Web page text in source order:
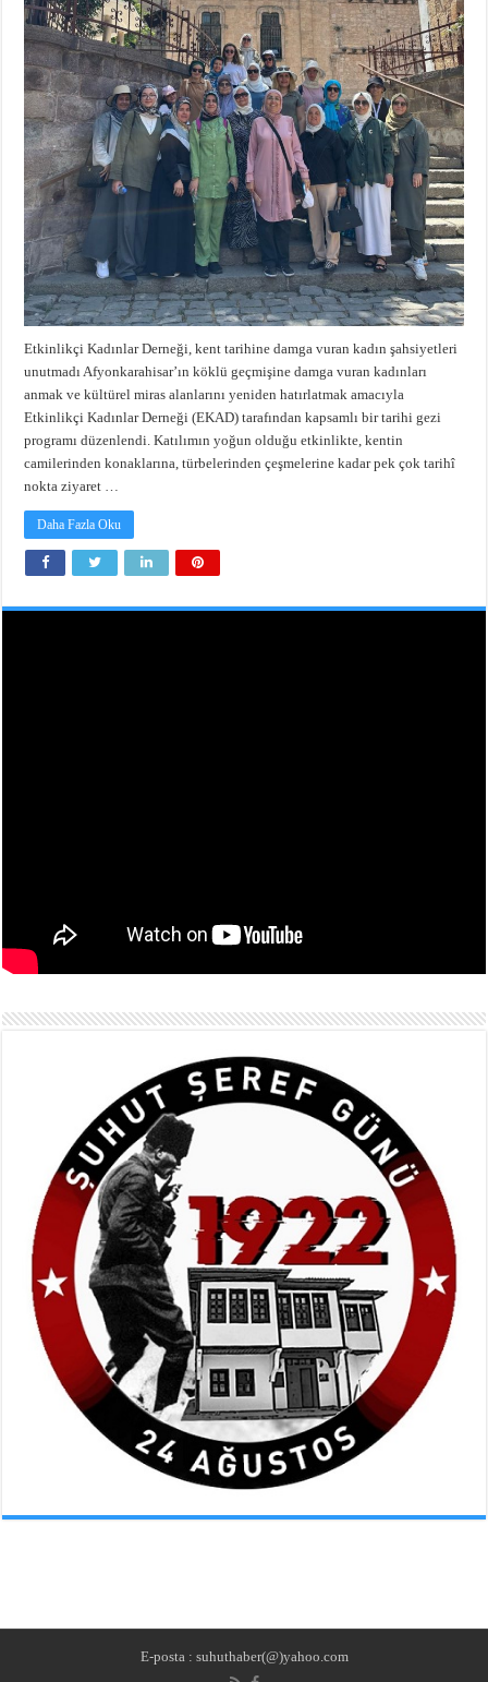
Etkinlikçi Kadınlar Derneği, kent tarihine damga vuran kadın şahsiyetleri
unutmadı Afyonkarahisar’ın köklü geçmişine damga vuran kadınları
anmak ve kültürel miras alanlarını yeniden hatırlatmak amacıyla
Etkinlikçi Kadınlar Derneği (EKAD) tarafından kapsamlı bir tarihi gezi
programı düzenlendi. Katılımın yoğun olduğu etkinlikte, kentin
camilerinden konaklarına, türbelerinden çeşmelerine kadar pek çok tarihî
nokta ziyaret …
Daha Fazla Oku
E-posta : suhuthaber(@)yahoo.com